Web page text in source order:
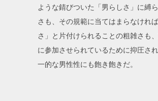
ような錆びついた「男らしさ」に縛
さも、その規範に当てはまらなけれ
さ」と片付けられることの粗雑さも
に参加させられているために抑圧さ
一的な男性性にも飽き飽きだ。